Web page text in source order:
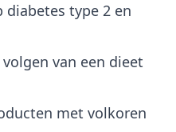
type 2 en
van een dieet
met volkoren